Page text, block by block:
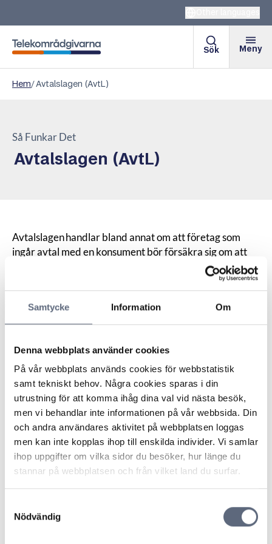
Samtycke Information Om
Denna webbplats använder cookies
På vår webbplats används cookies för webbstatistik
samt tekniskt behov. Några cookies sparas i din
utrustning för att komma ihåg dina val vid nästa besök,
men vi behandlar inte informationen på vår webbsida. Din
och andra användares aktivitet på webbplatsen loggas
men kan inte kopplas ihop till enskilda individer. Vi samlar
ihop uppgifter om vilka sidor du besöker, hur länge du
stannar på webbplatsen och från vilket land du surfar.
Nödvändig
Telekområdgivarna
Sök Meny
Hem/Avtalslagen (AvtL)
Så Funkar Det
Avtalslagen (AvtL)
Avtalslagen handlar bland annat om att företag som
ingår avtal med en konsument bör försäkra sig om att
konsumenten är behörig att ingå avtalet. På området
för tv, telefoni och bredband innebär detta att den
försäkra sig om att det är du som står för
abonnemanget eller att du har fullmakt från den som
Lagens formella namn är “Lagen om avtal och andra
rättshandlingar på förmögenhetens område”.
Lag om avtal och andra rättshandlingar på
förmögenhetens område (1915:218) finns att läsa i
sin helhet på Riksdagens webbplats.